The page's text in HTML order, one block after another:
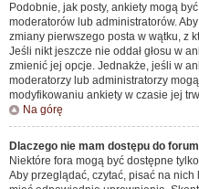
Podobnie, jak posty, ankiety mogą
moderatorów lub administratorów.
zmiany pierwszego posta w wątku, z
Jeśli nikt jeszcze nie oddał głosu w
zmienić jej opcje. Jednakże, jeśli w
moderatorzy lub administratorzy
modyfikowaniu ankiety w czasie jej
Na górę
Dlaczego nie mam dostępu do
Niektóre fora mogą być dostępne
Aby przeglądać, czytać, pisać na